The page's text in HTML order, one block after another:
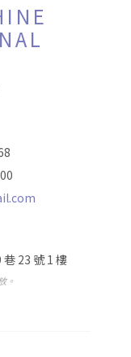
23 號 1 樓
。